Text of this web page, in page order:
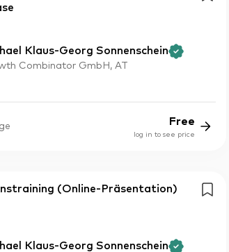
Klaus-Georg Sonnenschein
Combinator GmbH, AT
Free
log in to see price
(Online-Präsentation)
Klaus-Georg Sonnenschein